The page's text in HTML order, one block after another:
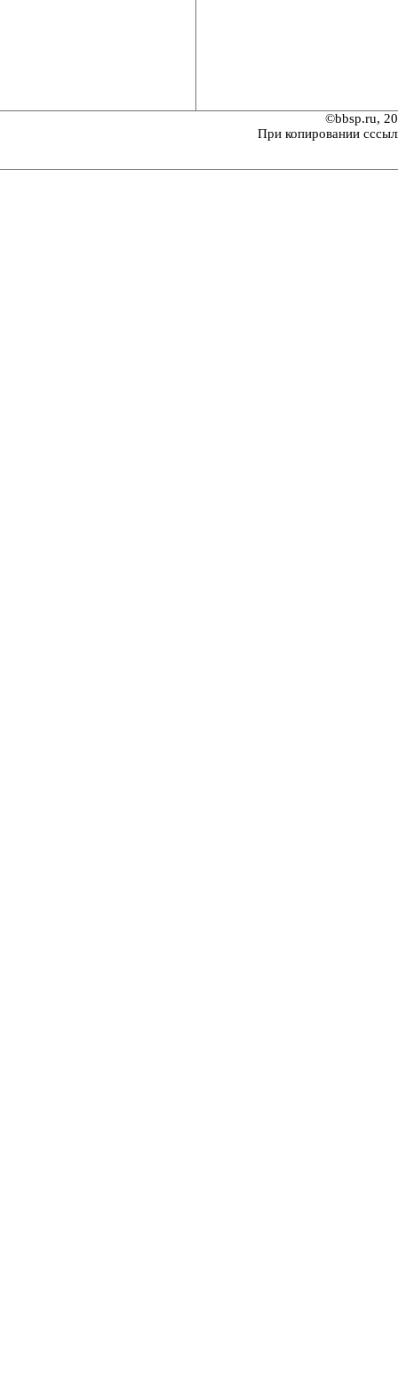
©bbsp.ru,
При копировании